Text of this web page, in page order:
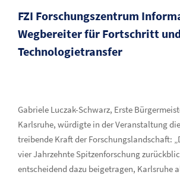
FZI Forschungszentrum
Wegbereiter für Fortschritt
Technologietransfer
Gabriele Luczak-Schwarz, Erste
Karlsruhe, würdigte in der Veranstaltung
treibende Kraft der Forschungslandschaft:
vier Jahrzehnte Spitzenforschung
entscheidend dazu beigetragen, Karlsruhe